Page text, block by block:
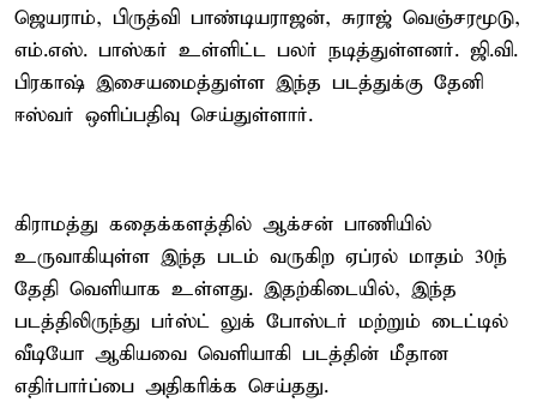
ஜெயராம், பிருத்வி பாண்டியராஜன், சுராஜ் வெஞ்சரமூடு,
எம்.எஸ். பாஸ்கர் உள்ளிட்ட பலர் நடித்துள்ளனர். ஜி.வி.
பிரகாஷ் இசையமைத்துள்ள இந்த படத்துக்கு தேனி
ஈஸ்வர் ஒளிப்பதிவு செய்துள்ளார்.
கிராமத்து கதைக்களத்தில் ஆக்சன் பாணியில்
உருவாகியுள்ள இந்த படம் வருகிற ஏப்ரல் மாதம் 30ந்
தேதி வெளியாக உள்ளது. இதற்கிடையில், இந்த
படத்திலிருந்து பர்ஸ்ட் லுக் போஸ்டர் மற்றும் டைட்டில்
வீடியோ ஆகியவை வெளியாகி படத்தின் மீதான
எதிர்பார்ப்பை அதிகரிக்க செய்தது.